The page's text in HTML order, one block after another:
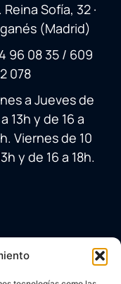
Reina Sofía, 32 ·
(Madrid)
96 08 35 / 609
078
a Jueves de
13h y de 16 a
Viernes de 10
y de 16 a 18h.